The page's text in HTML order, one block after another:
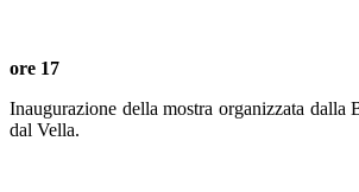
ore 17
Inaugurazione della mostra organizzata
dal Vella.